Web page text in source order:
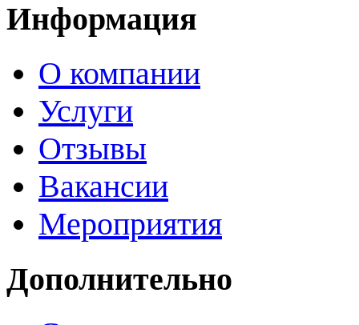
Информация
О компании
Услуги
Отзывы
Вакансии
Мероприятия
Дополнительно